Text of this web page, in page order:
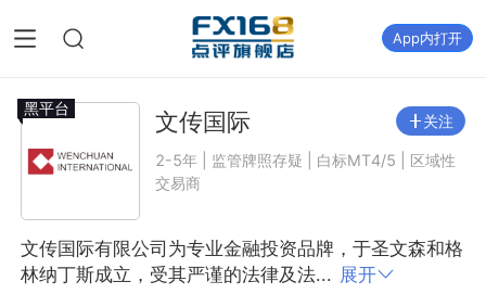
App内打开
黑平台 文传国际 关注
2-5年 | 监管牌照存疑 | 白标MT4/5 | 区域性
交易商
文传国际有限公司为专业金融投资品牌，于圣文森和格
林纳丁斯成立，受其严谨的法律及法... 展开